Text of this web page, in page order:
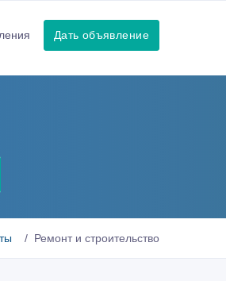
Дать объявление
Ремонт и строительство